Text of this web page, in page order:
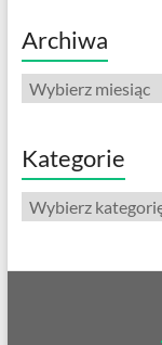
Archiwa
Archiwa
Kategorie
Kategorie